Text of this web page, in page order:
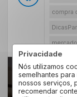
Privacidade
Nós utilizamos
semelhantes
nossos serviços,
recomendar
compra